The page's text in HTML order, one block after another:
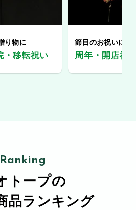
り物に
・移転祝い
節目のお祝いに、
周年・開店祝
Ranking
トープの
品ランキング